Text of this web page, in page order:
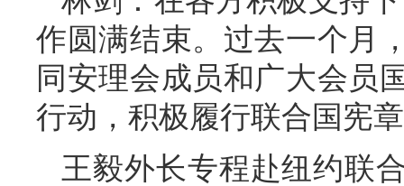
作圆满结束。过去一个月
同安理会成员和广大会员
行动，积极履行联合国宪
王毅外长专程赴纽约联